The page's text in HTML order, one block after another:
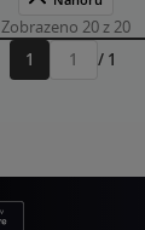
Zobrazeno 20 z 20
1
Přejít
/ 1